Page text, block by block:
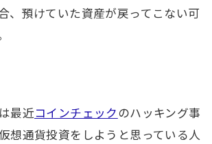
、預けていた資産が戻ってこない可
最近コインチェックのハッキング事
想通貨投資をしようと思っている人